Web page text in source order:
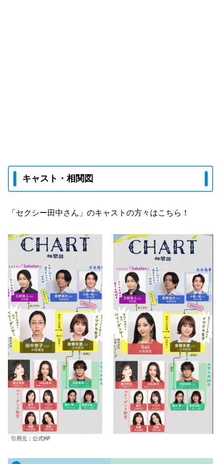
キャスト・相関図
「セクシー田中さん」のキャストの方々はこちら！
引用元：公式HP